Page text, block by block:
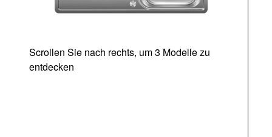
Scrollen Sie nach rechts, um 3 Modelle zu
entdecken